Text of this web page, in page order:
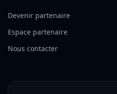
Devenir partenaire
Espace partenaire
Nous contacter